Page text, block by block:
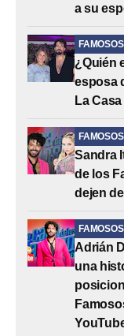
a su
FAMOSOS
¿Quién
esposa
La
FAMOSOS
Sandra
de los
dejen
FAMOSOS
Adrián
una